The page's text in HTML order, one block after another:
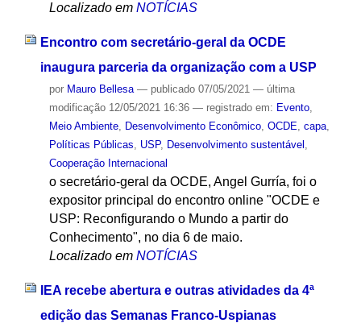
Localizado em NOTÍCIAS
Encontro com secretário-geral da OCDE
inaugura parceria da organização com a USP
por Mauro Bellesa — publicado07/05/2021 — última
modificação12/05/2021 16:36 — registrado em: Evento,
Meio Ambiente, Desenvolvimento Econômico, OCDE capa,
Políticas Públicas
USP, Desenvolvimento sustentável
Cooperação Internacional
o secretário-geral da OCDE, Angel Gurría, foi o
expositor principal do encontro online "OCDE e
USP: Reconfigurando o Mundo a partir do
Conhecimento", no dia 6 de maio.
Localizado em NOTÍCIAS
IEA recebe abertura e outras atividades da 4ª
edição das Semanas Franco-Uspianas